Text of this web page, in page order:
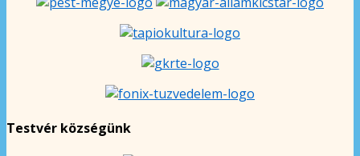
Testvér községünk